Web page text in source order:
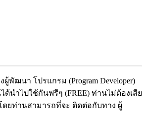
พัฒนา โปรแกรม (Program Developer)
ด้นำไปใช้กันฟรีๆ (FREE) ท่านไม่ต้องเสีย
ดยท่านสามารถที่จะ ติดต่อกับทาง ผู้